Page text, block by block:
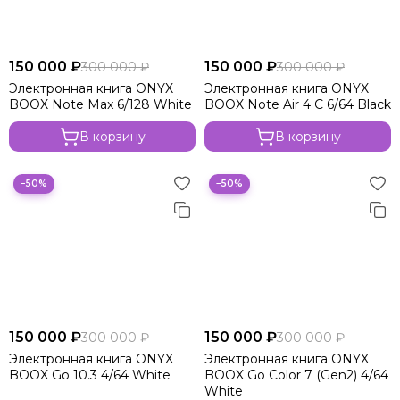
150 000 ₽300 000 ₽
Электронная книга ONYX
BOOX Note Max 6/128 White
В корзину
150 000 ₽300 000 ₽
Электронная книга ONYX
BOOX Note Air 4 C 6/64 Black
В корзину
−50%
150 000 ₽300 000 ₽
Электронная книга ONYX
BOOX Go 10.3 4/64 White
−50%
150 000 ₽300 000 ₽
Электронная книга ONYX
BOOX Go Color 7 (Gen2) 4/64
White